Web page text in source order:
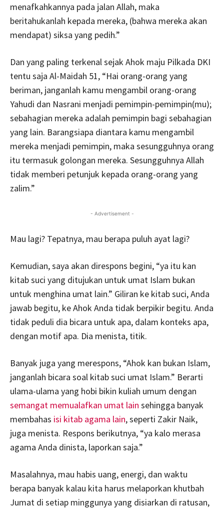
menafkahkannya pada jalan Allah, maka
beritahukanlah kepada mereka, (bahwa mereka akan
mendapat) siksa yang pedih.”
Dan yang paling terkenal sejak Ahok maju Pilkada DKI
tentu saja Al-Maidah 51, “Hai orang-orang yang
beriman, janganlah kamu mengambil orang-orang
Yahudi dan Nasrani menjadi pemimpin-pemimpin(mu);
sebahagian mereka adalah pemimpin bagi sebahagian
yang lain. Barangsiapa diantara kamu mengambil
mereka menjadi pemimpin, maka sesungguhnya orang
itu termasuk golongan mereka. Sesungguhnya Allah
tidak memberi petunjuk kepada orang-orang yang
zalim.”
- Advertisement -
Mau lagi? Tepatnya, mau berapa puluh ayat lagi?
Kemudian, saya akan direspons begini, “ya itu kan
kitab suci yang ditujukan untuk umat Islam bukan
untuk menghina umat lain.” Giliran ke kitab suci, Anda
jawab begitu, ke Ahok Anda tidak berpikir begitu. Anda
tidak peduli dia bicara untuk apa, dalam konteks apa,
dengan motif apa. Dia menista, titik.
Banyak juga yang merespons, “Ahok kan bukan Islam,
janganlah bicara soal kitab suci umat Islam.” Berarti
ulama-ulama yang hobi bikin kuliah umum dengan
semangat memualafkan umat lain sehingga banyak
membahas isi kitab agama lain, seperti Zakir Naik,
juga menista. Respons berikutnya, “ya kalo merasa
agama Anda dinista, laporkan saja.”
Masalahnya, mau habis uang, energi, dan waktu
berapa banyak kalau kita harus melaporkan khutbah
Jumat di setiap minggunya yang disiarkan di ratusan,